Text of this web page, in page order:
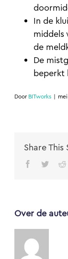
In de
middels
de
De
beperkt
Door BITworks |
Share
Facebook
Twitter
Over de